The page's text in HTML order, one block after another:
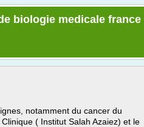
biologie medicale france
notamment du cancer du
( Institut Salah Azaiez) et le